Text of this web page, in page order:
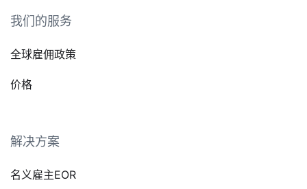
我们的服务
全球雇佣政策
价格
解决方案
名义雇主EOR